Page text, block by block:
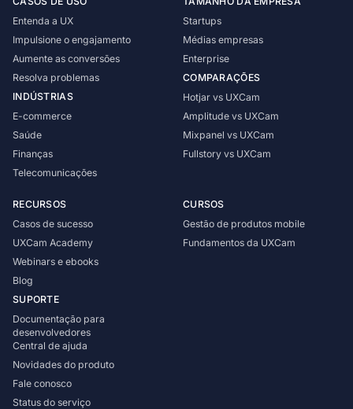
Entenda a UX
Impulsione o engajamento
Aumente as conversões
Resolva problemas
INDÚSTRIAS
E-commerce
Saúde
Finanças
Telecomunicações
Startups
Médias empresas
Enterprise
COMPARAÇÕES
Hotjar vs UXCam
Amplitude vs UXCam
Mixpanel vs UXCam
Fullstory vs UXCam
RECURSOS
Casos de sucesso
UXCam Academy
Webinars e ebooks
Blog
SUPORTE
Documentação para
desenvolvedores
Central de ajuda
Novidades do produto
Fale conosco
Status do serviço
CURSOS
Gestão de produtos mobile
Fundamentos da UXCam